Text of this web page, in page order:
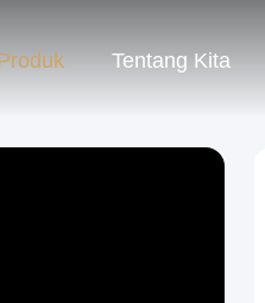
Tentang Kita